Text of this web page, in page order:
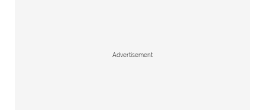
Advertisement